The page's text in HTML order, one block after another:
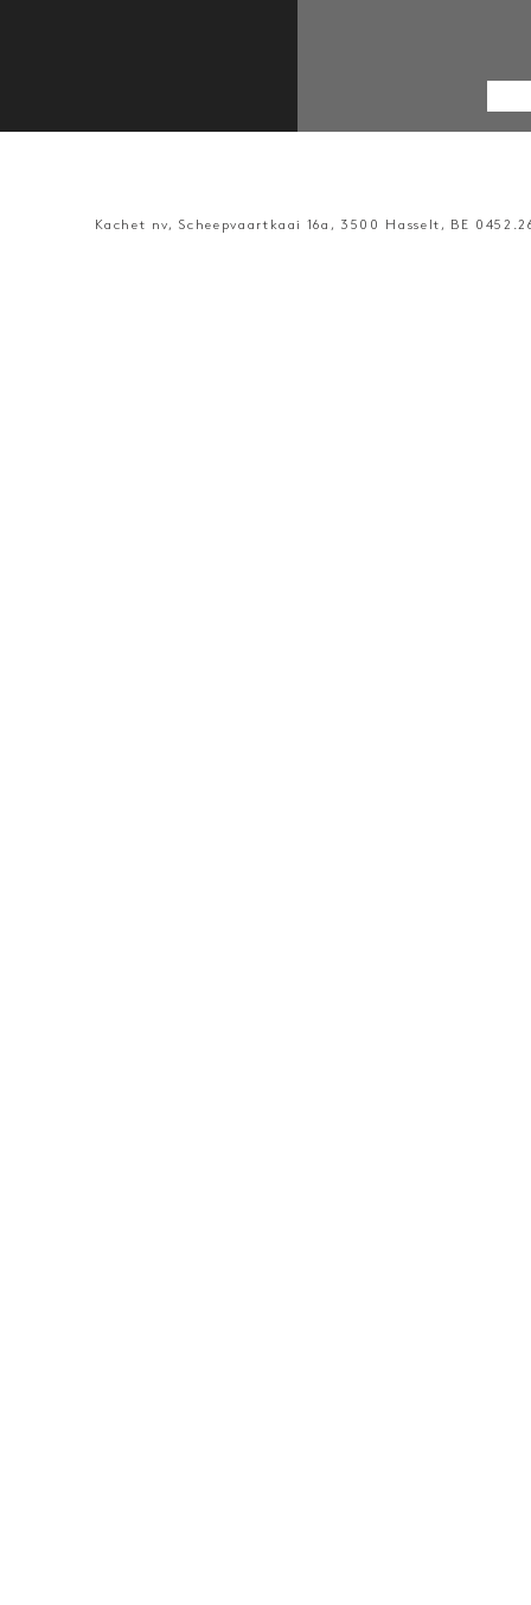
Kachet nv, Scheepvaartkaai 16a, 3500 Hasselt,